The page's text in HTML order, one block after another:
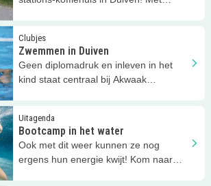
Clubjes
Zwemmen in Duiven
Geen diplomadruk en inleven in het
kind staat centraal bij Akwaak
in Duiven
Uitagenda
Bootcamp in het water
Ook met dit weer kunnen ze nog
ergens hun energie kwijt! Kom naar
in het water